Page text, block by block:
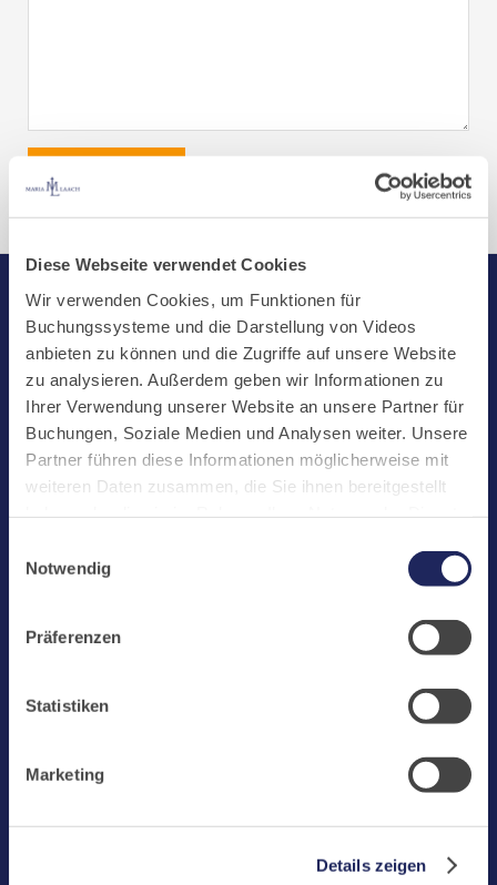
Diese Webseite verwendet Cookies
Wir verwenden Cookies, um Funktionen für
Buchungssysteme und die Darstellung von Videos
anbieten zu können und die Zugriffe auf unsere Website
zu analysieren. Außerdem geben wir Informationen zu
Ihrer Verwendung unserer Website an unsere Partner für
Buchungen, Soziale Medien und Analysen weiter. Unsere
Partner führen diese Informationen möglicherweise mit
weiteren Daten zusammen, die Sie ihnen bereitgestellt
challenges.cloudflare.com: Wir verwenden das online
Buchungssystem MEWS in unserem Hotel und unserem
übermittelt. Cookies von eu5.bookingkit.de: Wir
Buchungen von Bibliotheks- und Klosterführungen. Um
Buchungen durchführen zu können akzeptieren Sie bitte
Notwendig
Präferenzen
Statistiken
Marketing
Details zeigen
Start
Aktuelles
Kloster
Klosterbetriebe
Spenden
Laacher See
Jobs